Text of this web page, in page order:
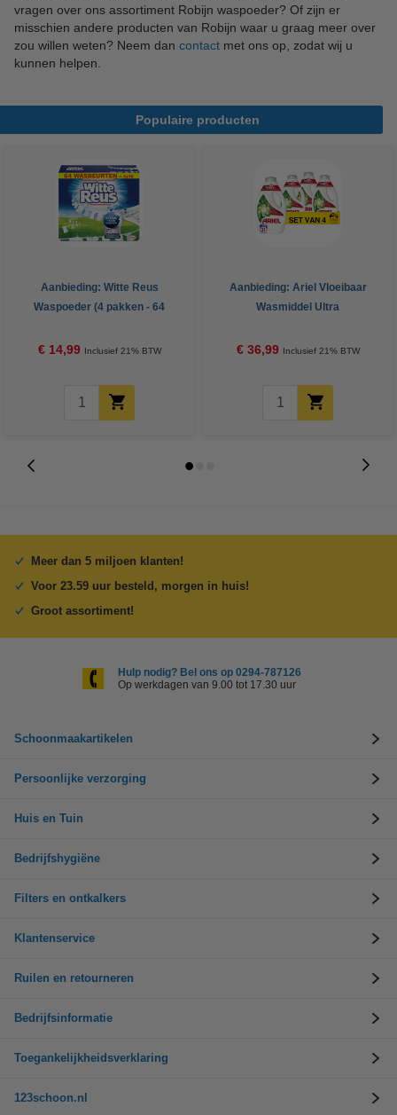
vragen over ons assortiment Robijn waspoeder? Of zijn er
misschien andere producten van Robijn waar u graag meer over
zou willen weten? Neem dan contact met ons op, zodat wij u
kunnen helpen.
Populaire producten
Aanbieding: Witte Reus
Waspoeder (4 pakken - 64
€ 14,99 Inclusief 21% BTW
Aanbieding: Ariel Vloeibaar
Wasmiddel Ultra
flessen - 124 Wasbeurten)
€ 36,99 Inclusief 21% BTW
Meer dan 5 miljoen klanten!
Voor 23.59 uur besteld, morgen in huis!
Groot assortiment!
Hulp nodig? Bel ons op 0294-787126
Op werkdagen van 9.00 tot 17.30 uur
Schoonmaakartikelen
Persoonlijke verzorging
Huis en Tuin
Bedrijfshygiëne
Filters en ontkalkers
Klantenservice
Ruilen en retourneren
Bedrijfsinformatie
Toegankelijkheidsverklaring
123schoon.nl